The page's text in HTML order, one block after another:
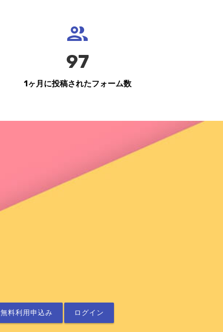
97
1ヶ月に投稿されたフォーム数
無料利用申込み ログイン